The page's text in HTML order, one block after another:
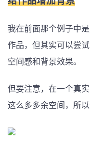
我在前面那个例子中
作品，但其实可以尝
空间感和背景效果。
但要注意，在一个真
这么多多余空间，所